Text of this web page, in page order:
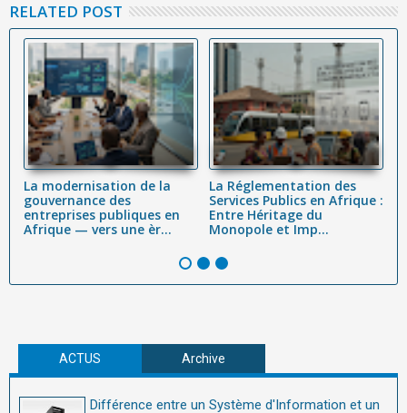
RELATED POST
La modernisation de la
gouvernance des
entreprises publiques en
Afrique — vers une èr...
La Réglementation des
Services Publics en Afrique :
Entre Héritage du
Monopole et Imp...
ACTUS Archive
Différence entre un Système d'Information et un